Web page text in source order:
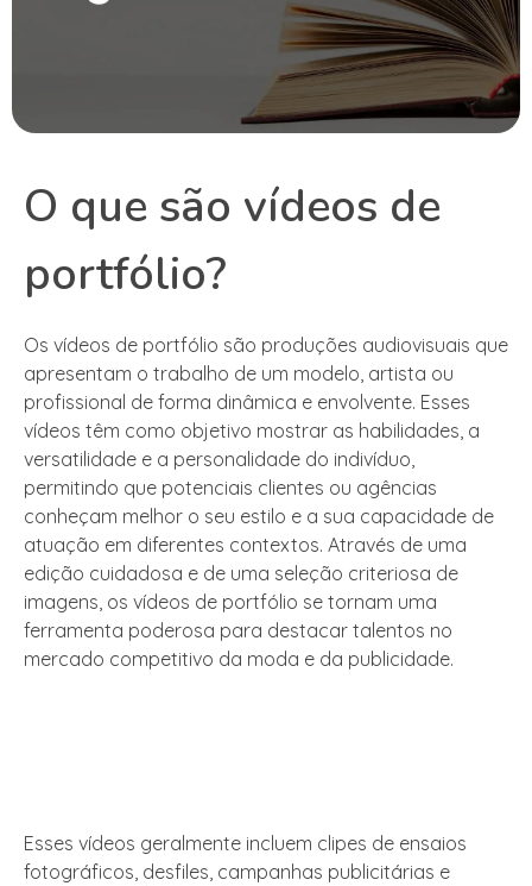
O que são vídeos de
portfólio?
Os vídeos de portfólio são produções audiovisuais que
apresentam o trabalho de um modelo, artista ou
profissional de forma dinâmica e envolvente. Esses
vídeos têm como objetivo mostrar as habilidades, a
versatilidade e a personalidade do indivíduo,
permitindo que potenciais clientes ou agências
conheçam melhor o seu estilo e a sua capacidade de
atuação em diferentes contextos. Através de uma
edição cuidadosa e de uma seleção criteriosa de
imagens, os vídeos de portfólio se tornam uma
ferramenta poderosa para destacar talentos no
mercado competitivo da moda e da publicidade.
Esses vídeos geralmente incluem clipes de ensaios
fotográficos, desfiles, campanhas publicitárias e